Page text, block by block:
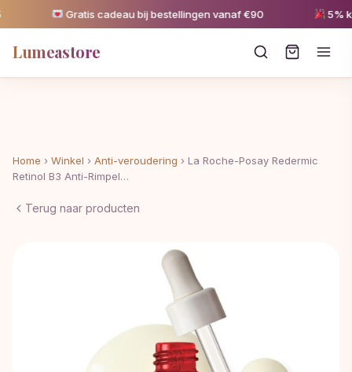
Gratis cadeau bij bestellingen vanaf €90 5%
Lumeastore
Home › Winkel › Anti-veroudering › La Roche-Posay Redermic
Retinol B3 Anti-Rimpel…
Terug naar producten